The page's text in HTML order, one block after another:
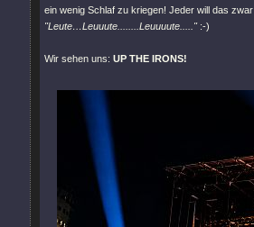
ein wenig Schlaf zu kriegen! Jeder will das
"Leute…Leuuute........Leuuuute.....":-)
Wir sehen uns: UP THE IRONS!